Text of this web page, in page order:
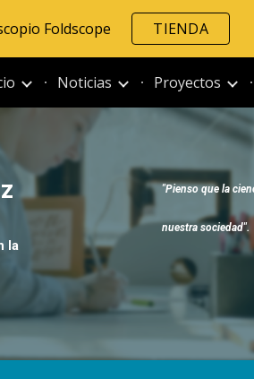
Skip to
Foldscope TIENDA
Noticias Proyectos
la
"Pienso que la
nuestra sociedad".